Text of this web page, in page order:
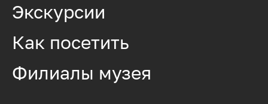
Экскурсии
Как посетить
Филиалы музея